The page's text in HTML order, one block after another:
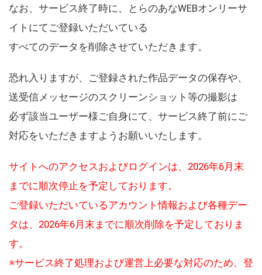
なお、サービス終了時に、とらのあなWEBオンリーサ
イトにてご登録いただいている
すべてのデータを削除させていただきます。
恐れ入りますが、ご登録された作品データの保存や、
送受信メッセージのスクリーンショット等の撮影は
必ず該当ユーザー様ご自身にて、サービス終了前にご
対応をいただきますようお願いいたします。
サイトへのアクセスおよびログインは、2026年6月末
までに順次停止を予定しております。
ご登録いただいているアカウント情報および各種デー
タは、2026年6月末までに順次削除を予定しておりま
す。
※サービス終了処理および運営上必要な対応のため、登